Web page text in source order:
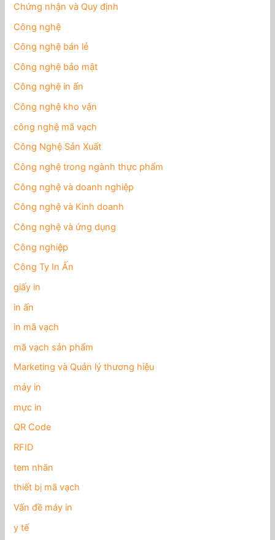
Chứng nhận và Quy định
Công nghệ
Công nghệ bán lẻ
Công nghệ bảo mật
Công nghệ in ấn
Công nghệ kho vận
công nghệ mã vạch
Công Nghệ Sản Xuất
Công nghệ trong ngành thực phẩm
Công nghệ và doanh nghiệp
Công nghệ và Kinh doanh
Công nghệ và ứng dụng
Công nghiệp
Công Ty In Ấn
giấy in
in ấn
in mã vạch
mã vạch sản phẩm
Marketing và Quản lý thương hiệu
máy in
mực in
QR Code
RFID
tem nhãn
thiết bị mã vạch
Vấn đề máy in
y tế